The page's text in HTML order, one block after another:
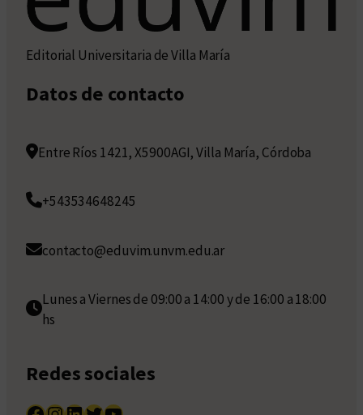
Editorial Universitaria de Villa María
Datos de contacto
Entre Ríos 1421, X5900AGI, Villa María, Córdoba
+543534648245
contacto@eduvim.unvm.edu.ar
Lunes a Viernes de 09:00 a 14:00 y de 16:00 a 18:00
hs
Redes sociales